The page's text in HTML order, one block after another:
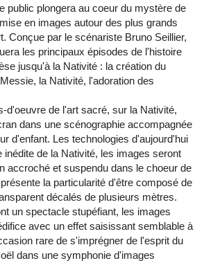
public plongera au coeur du mystère de
en images autour des plus grands
Conçue par le scénariste Bruno Seillier,
les principaux épisodes de l'histoire
jusqu'à la Nativité : la création du
la Nativité, l'adoration des
d'oeuvre de l'art sacré, sur la Nativité,
dans une scénographie accompagnée
d'enfant. Les technologies d'aujourd'hui
inédite de la Nativité, les images seront
accroché et suspendu dans le choeur de
la particularité d'être composé de
décalés de plusieurs mètres.
un spectacle stupéfiant, les images
avec un effet saisissant semblable à
rare de s'imprégner de l'esprit du
dans une symphonie d'images